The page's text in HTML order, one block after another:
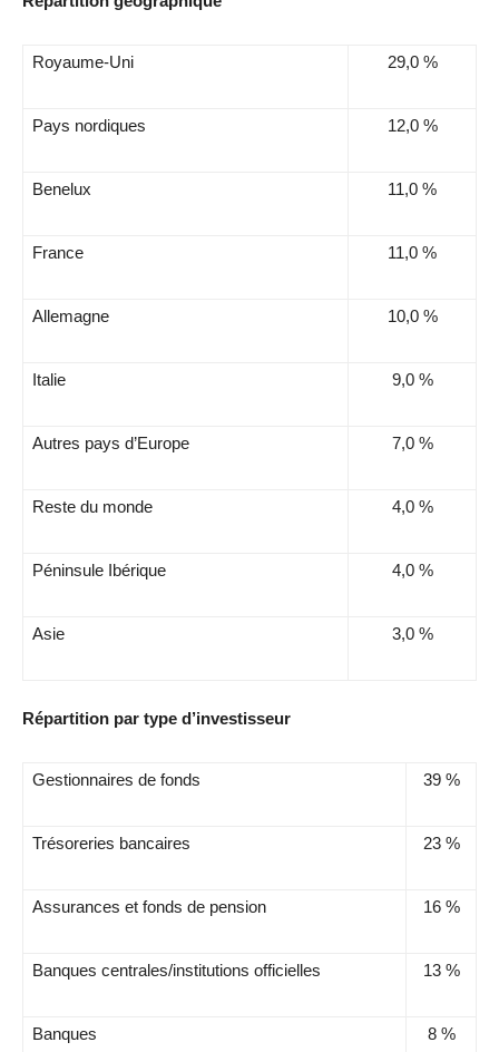
Royaume-Uni 29,0 %
Pays nordiques 12,0 %
Benelux 11,0 %
France 11,0 %
Allemagne 10,0 %
Italie 9,0 %
Autres pays d’Europe 7,0 %
Reste du monde 4,0 %
Péninsule Ibérique 4,0 %
Asie 3,0 %
Répartition par type d’investisseur
Gestionnaires de fonds 39 %
Trésoreries bancaires 23 %
Assurances et fonds de pension 16 %
Banques centrales/institutions officielles 13 %
Banques 8 %